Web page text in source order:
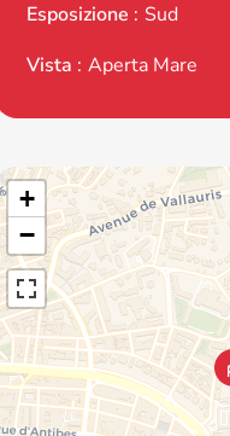
Esposizione
Sud
Vista
Aperta Mare
+
−